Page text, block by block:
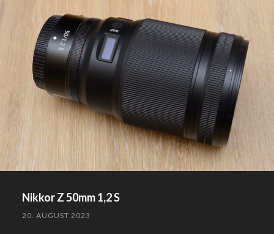
Nikkor Z 50mm 1,2 S
20. AUGUST 2023